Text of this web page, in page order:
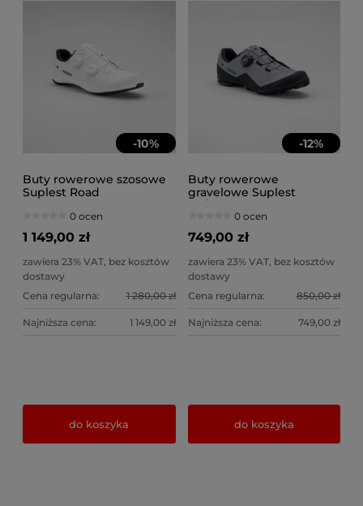
-10%
Buty rowerowe szosowe
Suplest Road
0 ocen
1 149,00 zł
zawiera 23% VAT, bez kosztów
dostawy
Cena regularna:
1 280,00 zł
Najniższa cena: 1 149,00 zł
do koszyka
-12%
Buty rowerowe
gravelowe Suplest
XC/Gravel Sport szare
0 ocen
749,00 zł
zawiera 23% VAT, bez kosztów
dostawy
Cena regularna:
850,00 zł
Najniższa cena: 749,00 zł
do koszyka